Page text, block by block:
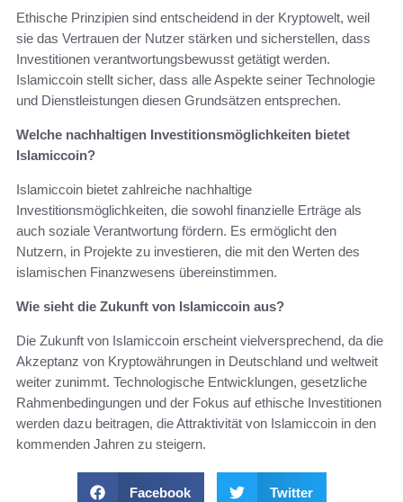
Ethische Prinzipien sind entscheidend in der Kryptowelt, weil
sie das Vertrauen der Nutzer stärken und sicherstellen, dass
Investitionen verantwortungsbewusst getätigt werden.
Islamiccoin stellt sicher, dass alle Aspekte seiner Technologie
und Dienstleistungen diesen Grundsätzen entsprechen.
Welche nachhaltigen Investitionsmöglichkeiten bietet
Islamiccoin?
Islamiccoin bietet zahlreiche nachhaltige
Investitionsmöglichkeiten, die sowohl finanzielle Erträge als
auch soziale Verantwortung fördern. Es ermöglicht den
Nutzern, in Projekte zu investieren, die mit den Werten des
islamischen Finanzwesens übereinstimmen.
Wie sieht die Zukunft von Islamiccoin aus?
Die Zukunft von Islamiccoin erscheint vielversprechend, da die
Akzeptanz von Kryptowährungen in Deutschland und weltweit
weiter zunimmt. Technologische Entwicklungen, gesetzliche
Rahmenbedingungen und der Fokus auf ethische Investitionen
werden dazu beitragen, die Attraktivität von Islamiccoin in den
kommenden Jahren zu steigern.
Facebook Twitter